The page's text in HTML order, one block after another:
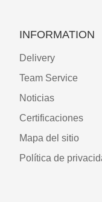
INFORMATION
Delivery
Team Service
Noticias
Certificaciones
Mapa del sitio
Política de